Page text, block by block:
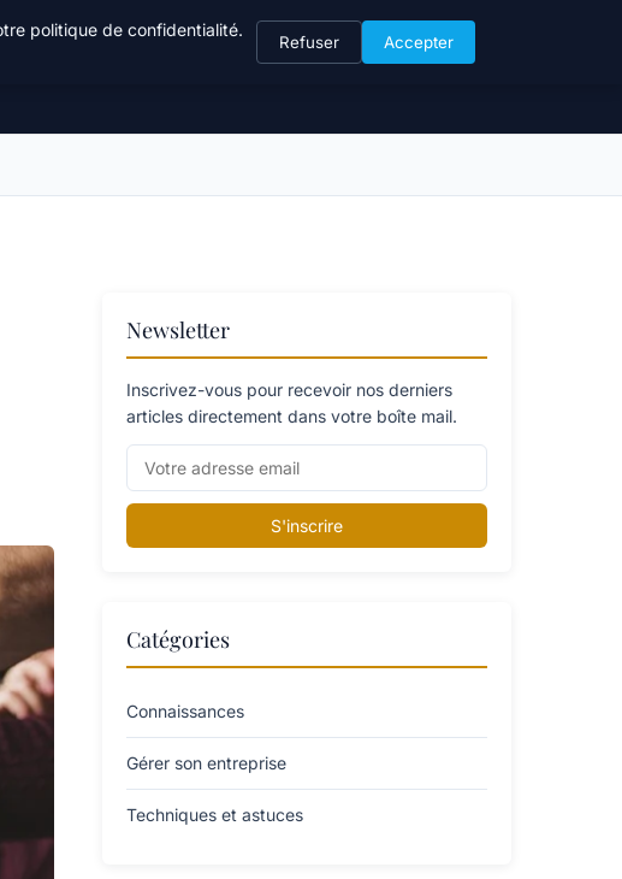
Newsletter
Inscrivez-vous pour recevoir nos derniers
articles directement dans votre boîte mail.
S'inscrire
Catégories
Connaissances
Gérer son entreprise
Techniques et astuces
politique de confidentialité.
Refuser Accepter